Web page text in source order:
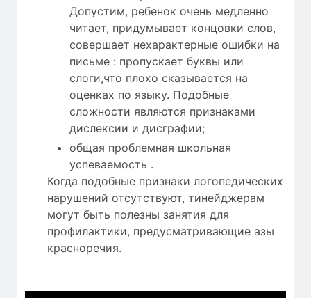
Допустим, ребенок очень медленно
читает, придумывает концовки слов,
совершает нехарактерные ошибки на
письме : пропускает буквы или
слоги,что плохо сказывается на
оценках по языку. Подобные
сложности являются признаками
дислексии и дисграфии;
общая проблемная школьная
успеваемость .
Когда подобные признаки логопедических
нарушений отсутствуют, тинейджерам
могут быть полезны занятия для
профилактики, предусматривающие азы
красноречия.